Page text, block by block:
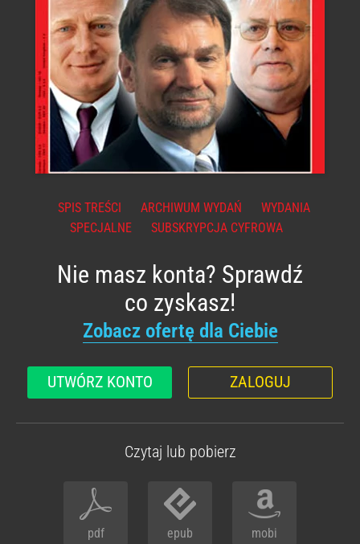
SPIS TREŚCI ARCHIWUM WYDAŃ
WYDANIA
SPECJALNE
SUBSKRYPCJA CYFROWA
Nie masz konta? Sprawdź
co zyskasz!
Zobacz ofertę dla Ciebie
UTWÓRZ KONTO ZALOGUJ
Czytaj lub pobierz
pdf epub mobi